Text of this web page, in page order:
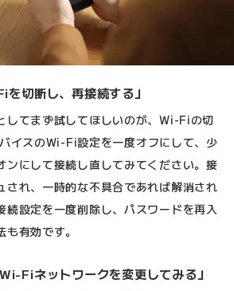
切断し、再接続する」
してまず試してほしいのが、Wi-Fiの切
イスのWi-Fi設定を一度オフにして、少
ンにして接続し直してみてください。接
され、一時的な不具合であれば解消され
続設定を一度削除し、パスワードを再入
有効です。
Fiネットワークを変更してみる」